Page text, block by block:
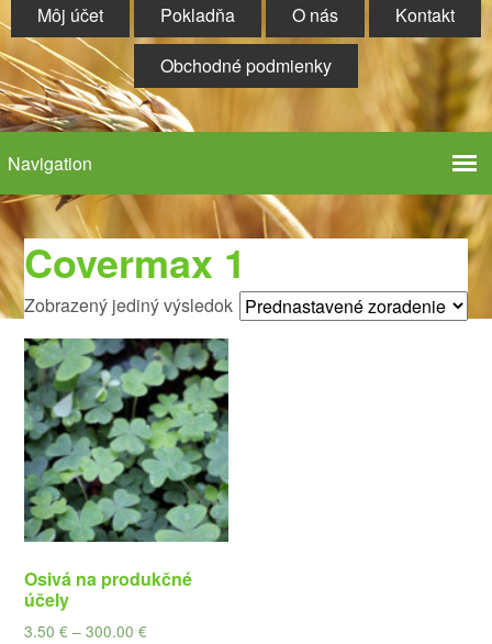
Môj účet Pokladňa O nás
Kontakt
Obchodné podmienky
Covermax 1
Zobrazený jediný výsledok
Osivá na produkčné
účely
3.50€ –300.00€